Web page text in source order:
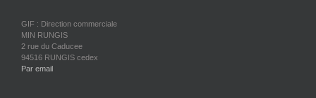
GIF : Direction commerciale
MIN RUNGIS
2 rue du Caducee
94516 RUNGIS cedex
Par email